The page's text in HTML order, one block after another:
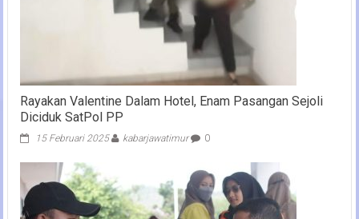
Rayakan Valentine Dalam Hotel, Enam Pasangan Sejoli
Diciduk SatPol PP
15 Februari 2025 kabarjawatimur 0